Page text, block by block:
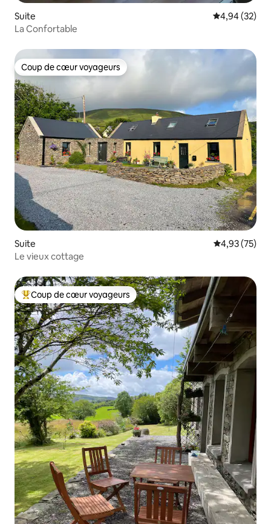
Suite Évaluation
4,94 (32)
La Confortable
Coup de cœur voyageurs
Coup de cœur voyageurs
Suite Évaluation
4,93 (75)
Le vieux cottage
Coups de cœur voyageurs les plus appréciés
Coup de cœur voyageurs